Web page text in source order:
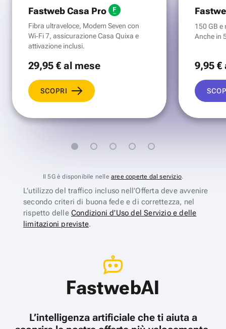
Fastweb Casa Pro
Fibra ultraveloce, Modem Seven con
Wi‑Fi 7, assicurazione Casa Quixa e
attivazione inclusi.
29,95 €al mese
SCOPRI
150 GB e
Anche in
9,95 €
Il 5G è disponibile nelle aree coperte dal servizio.
L’utilizzo del traffico incluso nell’Offerta deve avvenire
secondo criteri di buona fede e di correttezza, nel
rispetto delle Condizioni d’Uso del Servizio e delle
limitazioni previste.
FastwebAI
L’intelligenza artificiale che ti aiuta a